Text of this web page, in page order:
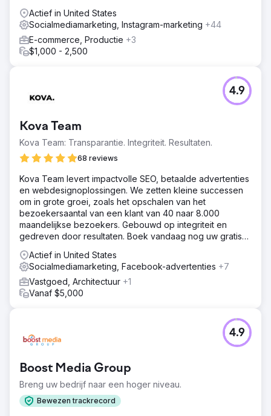
Actief in United States
Socialmediamarketing, Instagram-marketing +44
E-commerce, Productie +3
$1,000 - 2,500
Kova Team
Kova Team: Transparantie. Integriteit. Resultaten.
68 reviews
4.9
Kova Team levert impactvolle SEO, betaalde advertenties
en webdesignoplossingen. We zetten kleine successen
om in grote groei, zoals het opschalen van het
bezoekersaantal van een klant van 40 naar 8.000
maandelijkse bezoekers. Gebouwd op integriteit en
gedreven door resultaten. Boek vandaag nog uw gratis
Actief in United States
Socialmediamarketing, Facebook-advertenties +7
Vastgoed, Architectuur +1
Vanaf $5,000
Boost Media Group
Breng uw bedrijf naar een hoger niveau.
Bewezen trackrecord
4.9